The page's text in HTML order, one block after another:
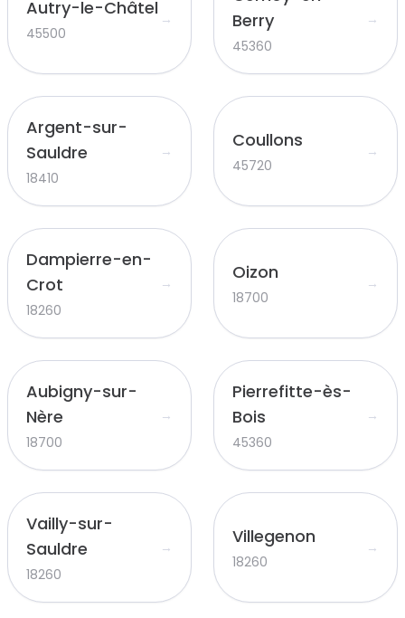
Autry-le-Châtel
45500
→
Berry
45360
→
Argent-sur-
Sauldre
18410
→ Coullons
45720
→
Dampierre-en-
Crot
18260
→ Oizon
18700
→
Aubigny-sur-
Nère
18700
→
Pierrefitte-ès-
Bois
45360
→
Vailly-sur-
Sauldre
18260
→ Villegenon
18260
→